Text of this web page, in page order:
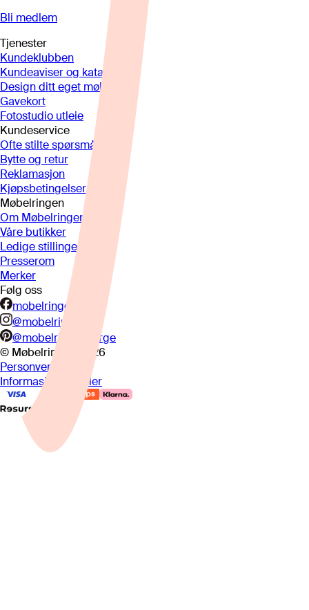
Bli medlem
Tjenester
Kundeklubben
Kundeaviser og kataloger
Design ditt eget møbel
Gavekort
Fotostudio utleie
Kundeservice
Ofte stilte spørsmål
Bytte og retur
Reklamasjon
Kjøpsbetingelser
Møbelringen
Om Møbelringen
Våre butikker
Ledige stillinger
Presserom
Merker
Følg oss
mobelringen.no
@mobelringen
@mobelringennorge
© Møbelringen
2026
Personvern
Informasjonskapsler